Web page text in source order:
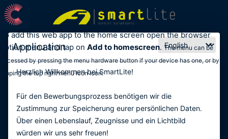
Application
Herzlich Willkommen bei SmartLite!
Für den Bewerbungsprozess benötigen wir die
Zustimmung zur Speicherung eurer persönlichen Daten.
Über einen Lebenslauf, Zeugnisse und ein Lichtbild
würden wir uns sehr freuen!
To add this web app to the home screen open the browser
option menu and tap on Add to homescreen. The menu can be
accessed by pressing the menu hardware button if your device has one, or by
tapping the top right menu iconicon.